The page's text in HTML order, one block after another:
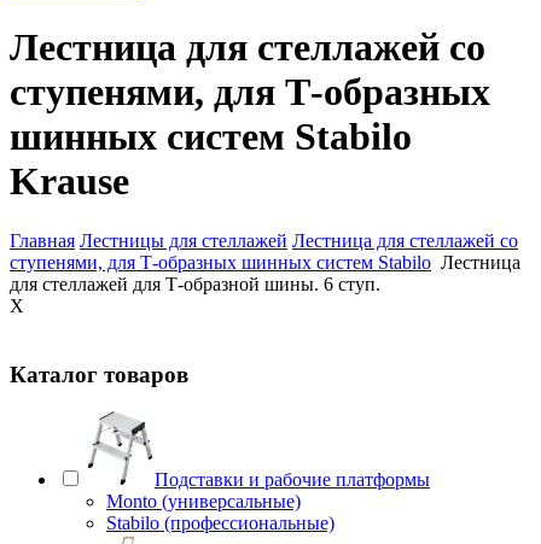
Лестница для стеллажей со
ступенями, для Т-образных
шинных систем Stabilo
Krause
Главная Лестницы для стеллажей Лестница для стеллажей со
ступенями, для Т-образных шинных систем Stabilo Лестница
для стеллажей для Т-образной шины. 6 ступ.
X
Каталог товаров
Подставки и рабочие платформы
Monto (универсальные)
Stabilo (профессиональные)